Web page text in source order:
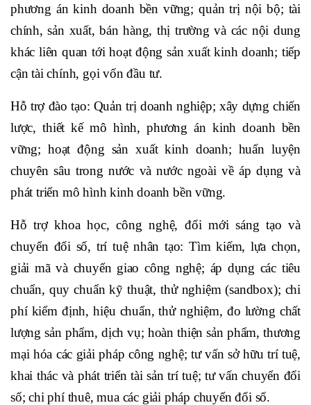
phương án kinh doanh bền vững; quản trị nội bộ; tài
chính, sản xuất, bán hàng, thị trường và các nội dung
khác liên quan tới hoạt động sản xuất kinh doanh; tiếp
cận tài chính, gọi vốn đầu tư.
Hỗ trợ đào tạo: Quản trị doanh nghiệp; xây dựng chiến
lược, thiết kế mô hình, phương án kinh doanh bền
vững; hoạt động sản xuất kinh doanh; huấn luyện
chuyên sâu trong nước và nước ngoài về áp dụng và
phát triển mô hình kinh doanh bền vững.
Hỗ trợ khoa học, công nghệ, đổi mới sáng tạo và
chuyển đổi số, trí tuệ nhân tạo: Tìm kiếm, lựa chọn,
giải mã và chuyển giao công nghệ; áp dụng các tiêu
chuẩn, quy chuẩn kỹ thuật, thử nghiệm (sandbox); chi
phí kiểm định, hiệu chuẩn, thử nghiệm, đo lường chất
lượng sản phẩm, dịch vụ; hoàn thiện sản phẩm, thương
mại hóa các giải pháp công nghệ; tư vấn sở hữu trí tuệ,
khai thác và phát triển tài sản trí tuệ; tư vấn chuyển đổi
số; chi phí thuê, mua các giải pháp chuyển đổi số.